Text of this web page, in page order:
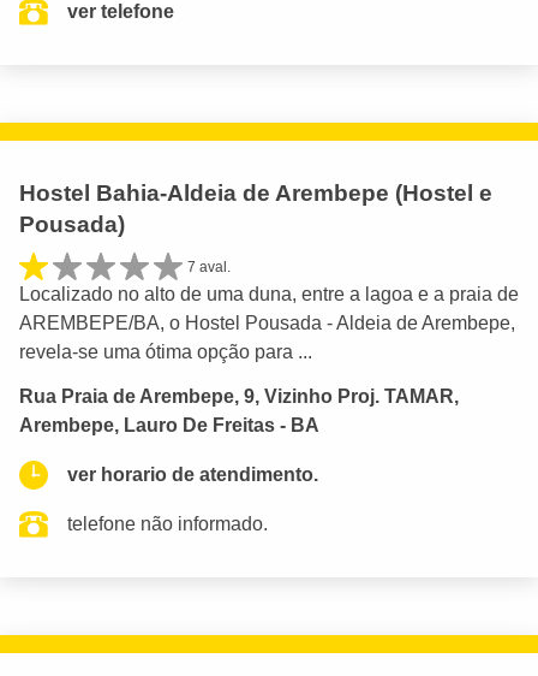
ver telefone
Hostel Bahia-Aldeia de Arembepe (Hostel e
Pousada)
7 aval.
Localizado no alto de uma duna, entre a lagoa e a praia de
AREMBEPE/BA, o Hostel Pousada - Aldeia de Arembepe,
revela-se uma ótima opção para ...
Rua Praia de Arembepe, 9, Vizinho Proj. TAMAR,
Arembepe, Lauro De Freitas - BA
ver horario de atendimento.
telefone não informado.